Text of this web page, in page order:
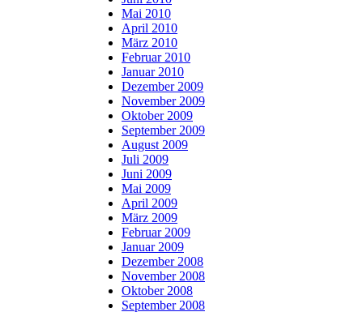
Mai 2010
April 2010
März 2010
Februar 2010
Januar 2010
Dezember 2009
November 2009
Oktober 2009
September 2009
August 2009
Juli 2009
Juni 2009
Mai 2009
April 2009
März 2009
Februar 2009
Januar 2009
Dezember 2008
November 2008
Oktober 2008
September 2008